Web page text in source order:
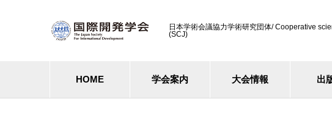
日本学術会議協力学術研究団体/ Cooperative
(SCJ)
HOME 学会案内 大会情報 出